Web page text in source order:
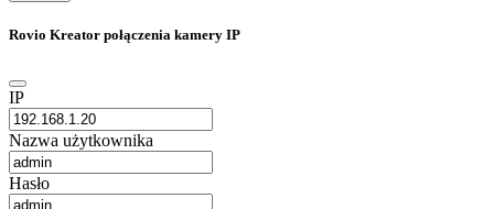
Rovio Kreator połączenia kamery IP
IP
Nazwa użytkownika
Hasło